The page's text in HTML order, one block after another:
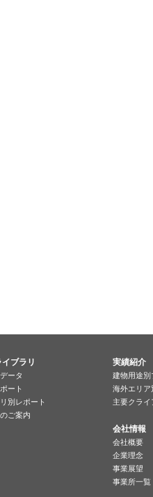
ブラリ
ータ
ート
別レポート
ご案内
実績紹介
建物用途別
海外エリア
主要クラ
会社情報
会社概要
企業理念
事業展望
事業所一覧